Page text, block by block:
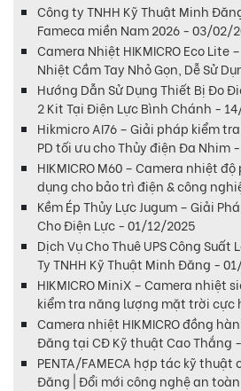
Công ty TNHH Kỹ Thuật Minh
Fameca miền Nam 2026 - 03/02/
Camera Nhiệt HIKMICRO Eco Lite
Nhiệt Cầm Tay Nhỏ Gọn, Dễ Sử
Hướng Dẫn Sử Dụng Thiết Bị Đo
2 Kit Tại Điện Lực Bình Chánh -
Hikmicro AI76 – Giải pháp kiểm
PD tối ưu cho Thủy điện Đa Nhim
HIKMICRO M60 – Camera nhiệt
dụng cho bảo trì điện & công
Kềm Ép Thủy Lực Jugum – Giải
Cho Điện Lực - 01/12/2025
Dịch Vụ Cho Thuê UPS Công Suất
Ty TNHH Kỹ Thuật Minh Đăng -
HIKMICRO MiniX – Camera nhiệt
kiểm tra năng lượng mặt trời cực
Camera nhiệt HIKMICRO đồng
Đăng tại CĐ Kỹ thuật Cao Thắng
PENTA/FAMECA hợp tác kỹ thuật
Đăng | Đổi mới công nghệ an